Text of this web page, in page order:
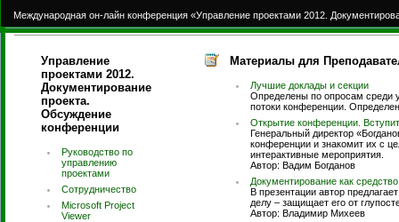
Международная он-лайн конференция «Управление проектами 2012.
Управление
проектами 2012.
Документирование
проекта.
Обсуждение
конференции
Руководство по
управлению
проектами
Сотрудничество
Microsoft Project
Viewer
Материалы для
Лучшие доклады и секции
Определены по опросам среди
потоки конференции.
Открытие конференции.
Генеральный директор
конференции и знакомит их с
интерактивные мероприятия.
Автор: Вадим Богданов
Документирование как
В презентации автор
делу – защищает его от
Автор: Владимир Михеев